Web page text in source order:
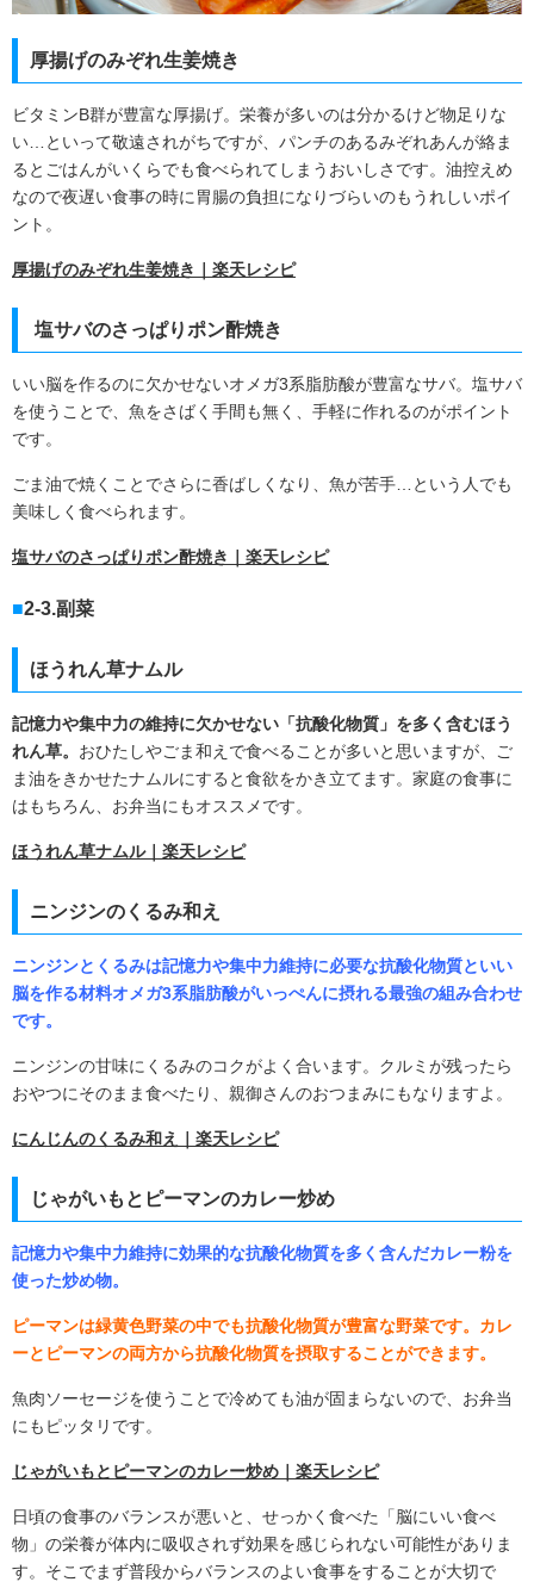
厚揚げのみぞれ生姜焼き
ビタミンB群が豊富な厚揚げ。栄養が多いのは分かるけど物足りな
い
といって敬遠されがちですが、パンチのあるみぞれあんが絡ま
るとごはんがいくらでも食べられてしまうおいしさです。油控えめ
なので夜遅い食事の時に胃腸の負担になりづらいのもうれしいポイ
ント。
厚揚げのみぞれ生姜焼き｜楽天レシピ
塩サバのさっぱりポン酢焼き
いい脳を作るのに欠かせないオメガ3系脂肪酸が豊富なサバ。塩サバ
を使うことで、魚をさばく手間も無く、手軽に作れるのがポイント
です。
ごま油で焼くことでさらに香ばしくなり、魚が苦手
という人でも
美味しく食べられます。
塩サバのさっぱりポン酢焼き｜楽天レシピ
2-3.副菜
ほうれん草ナムル
記憶力や集中力の維持に欠かせない「抗酸化物質」を多く含むほう
れん草。 おひたしやごま和えで食べることが多いと思いますが、ご
ま油をきかせたナムルにすると食欲をかき立てます。家庭の食事に
はもちろん、お弁当にもオススメです。
ほうれん草ナムル｜楽天レシピ
ニンジンのくるみ和え
ニンジンとくるみは記憶力や集中力維持に必要な抗酸化物質といい
脳を作る材料オメガ3系脂肪酸がいっぺんに摂れる最強の組み合わせ
です。
ニンジンの甘味にくるみのコクがよく合います。クルミが残ったら
おやつにそのまま食べたり、親御さんのおつまみにもなりますよ。
にんじんのくるみ和え｜楽天レシピ
じゃがいもとピーマンのカレー炒め
記憶力や集中力維持に効果的な抗酸化物質を多く含んだカレー粉を
使った炒め物。
ピーマンは緑黄色野菜の中でも抗酸化物質が豊富な野菜です。カレ
ーとピーマンの両方から抗酸化物質を摂取することができます。
魚肉ソーセージを使うことで冷めても油が固まらないので、お弁当
にもピッタリです。
じゃがいもとピーマンのカレー炒め｜楽天レシピ
日頃の食事のバランスが悪いと、せっかく食べた「脳にいい食べ
物」の栄養が体内に吸収されず効果を感じられない可能性がありま
す。そこでまず普段からバランスのよい食事をすることが大切で